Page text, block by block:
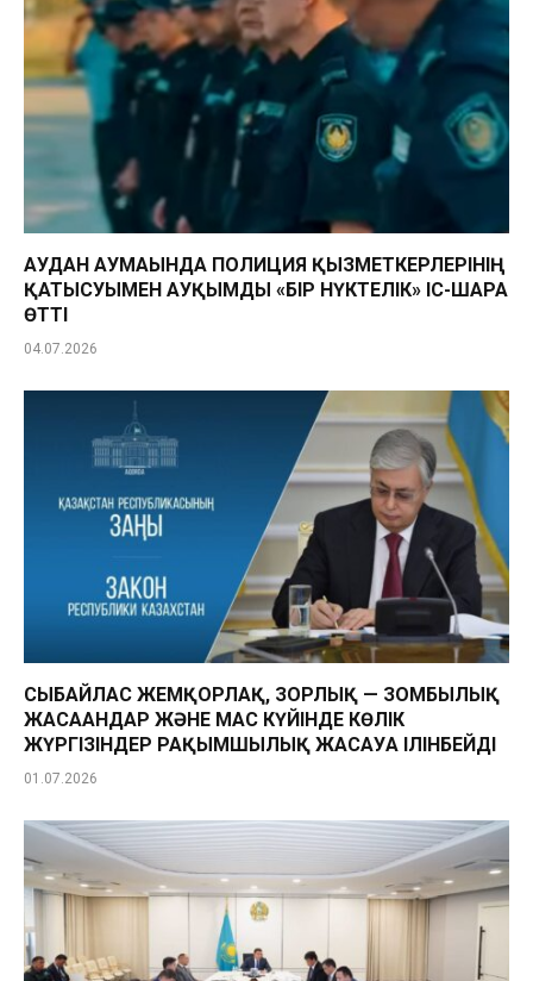
АУДАН АУМАҒЫНДА ПОЛИЦИЯ ҚЫЗМЕТКЕРЛЕРІНІҢ
ҚАТЫСУЫМЕН АУҚЫМДЫ «БІР НҮКТЕЛІК» ІС-ШАРА
ӨТТІ
04.07.2026
СЫБАЙЛАС ЖЕМҚОРЛАҚ, ЗОРЛЫҚ — ЗОМБЫЛЫҚ
ЖАСАҒАНДАР ЖӘНЕ МАС КҮЙІНДЕ КӨЛІК
ЖҮРГІЗІНДЕР РАҚЫМШЫЛЫҚ ЖАСАУҒА ІЛІНБЕЙДІ
01.07.2026